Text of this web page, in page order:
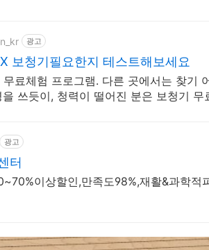
광고
보청기필요한지 테스트해보세요
료체험 프로그램. 다른 곳에서는 찾기
쓰듯이, 청력이 떨어진 분은 보청기 무
광고
터
이상할인,만족도98%,재활&과학적